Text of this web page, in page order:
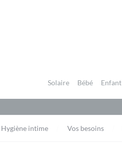
Solaire Bébé Enfant
Hygiène intime Vos besoins